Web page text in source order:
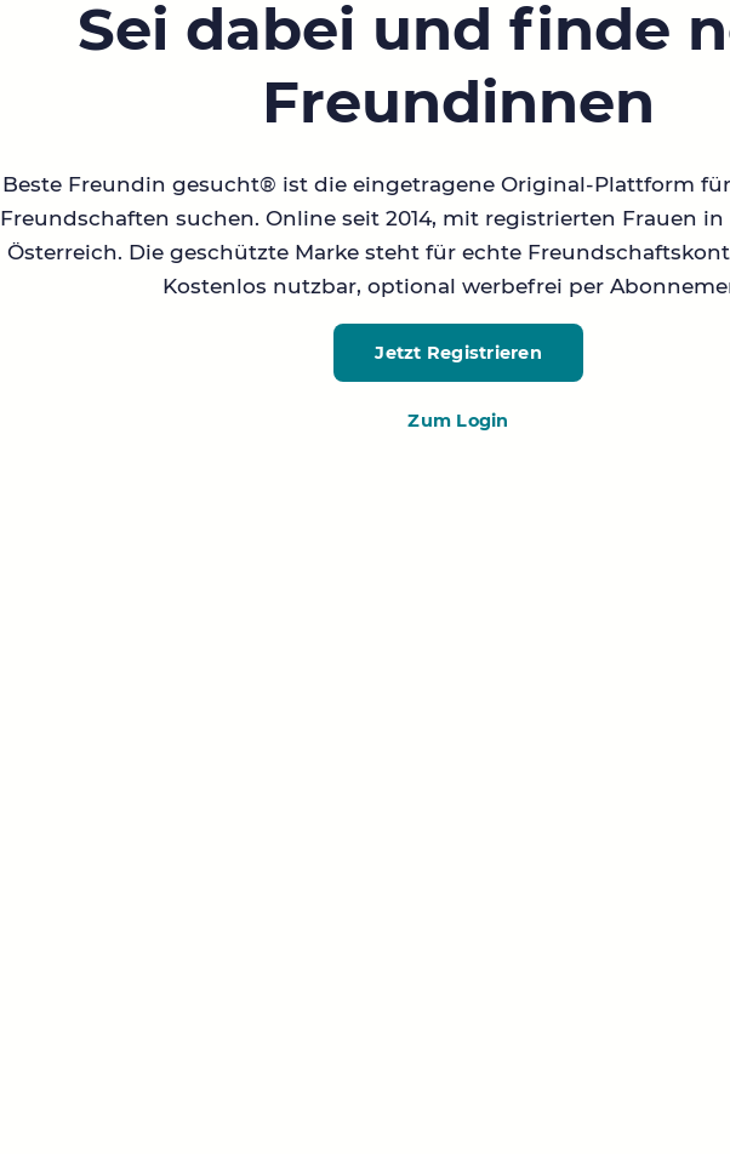
Sei dabei und finde
Freundinnen
Beste Freundin gesucht® ist die eingetragene Original-Plattform
Freundschaften suchen. Online seit 2014, mit registrierten Frauen
Österreich. Die geschützte Marke steht für echte
Kostenlos nutzbar, optional werbefrei per
Jetzt Registrieren
Zum Login